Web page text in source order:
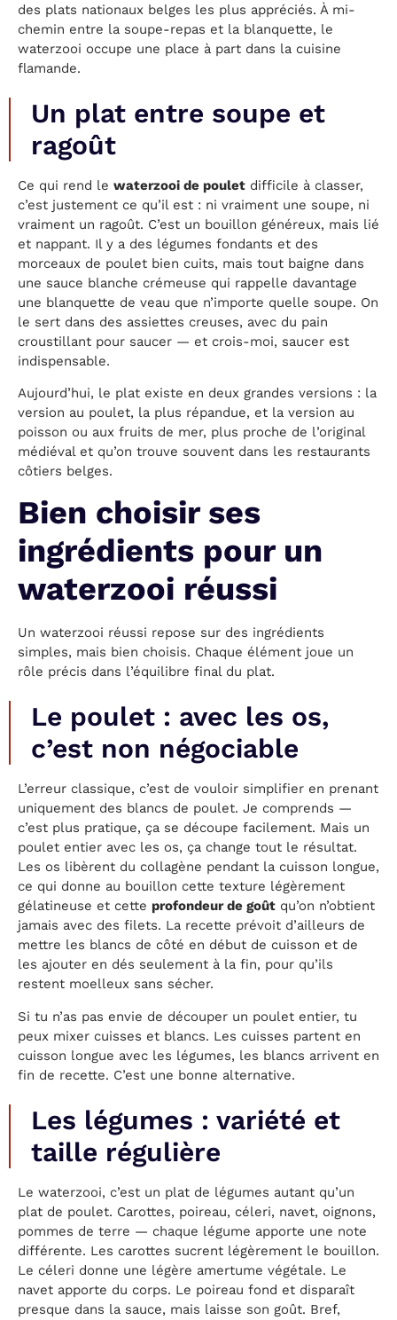
des plats nationaux belges les plus appréciés. À mi-
chemin entre la soupe-repas et la blanquette, le
waterzooi occupe une place à part dans la cuisine
flamande.
Un plat entre soupe et
ragoût
Ce qui rend le waterzooi de poulet difficile à classer,
c’est justement ce qu’il est : ni vraiment une soupe, ni
vraiment un ragoût. C’est un bouillon généreux, mais lié
et nappant. Il y a des légumes fondants et des
morceaux de poulet bien cuits, mais tout baigne dans
une sauce blanche crémeuse qui rappelle davantage
une blanquette de veau que n’importe quelle soupe. On
le sert dans des assiettes creuses, avec du pain
croustillant pour saucer — et crois-moi, saucer est
indispensable.
Aujourd’hui, le plat existe en deux grandes versions : la
version au poulet, la plus répandue, et la version au
poisson ou aux fruits de mer, plus proche de l’original
médiéval et qu’on trouve souvent dans les restaurants
côtiers belges.
Bien choisir ses
ingrédients pour un
waterzooi réussi
Un waterzooi réussi repose sur des ingrédients
simples, mais bien choisis. Chaque élément joue un
rôle précis dans l’équilibre final du plat.
Le poulet : avec les os,
c’est non négociable
L’erreur classique, c’est de vouloir simplifier en prenant
uniquement des blancs de poulet. Je comprends —
c’est plus pratique, ça se découpe facilement. Mais un
poulet entier avec les os, ça change tout le résultat.
Les os libèrent du collagène pendant la cuisson longue,
ce qui donne au bouillon cette texture légèrement
gélatineuse et cette profondeur de goût qu’on n’obtient
jamais avec des filets. La recette prévoit d’ailleurs de
mettre les blancs de côté en début de cuisson et de
les ajouter en dés seulement à la fin, pour qu’ils
restent moelleux sans sécher.
Si tu n’as pas envie de découper un poulet entier, tu
peux mixer cuisses et blancs. Les cuisses partent en
cuisson longue avec les légumes, les blancs arrivent en
fin de recette. C’est une bonne alternative.
Les légumes : variété et
taille régulière
Le waterzooi, c’est un plat de légumes autant qu’un
plat de poulet. Carottes, poireau, céleri, navet, oignons,
pommes de terre — chaque légume apporte une note
différente. Les carottes sucrent légèrement le bouillon.
Le céleri donne une légère amertume végétale. Le
navet apporte du corps. Le poireau fond et disparaît
presque dans la sauce, mais laisse son goût. Bref,